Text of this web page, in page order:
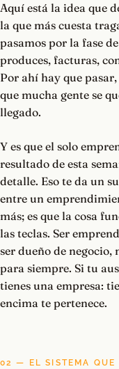
Aquí está la idea que
la que más cuesta
pasamos por la fase
produces, facturas,
Por ahí hay que
que mucha gente se
llegado.
Y es que el solo
resultado de esta
detalle. Eso te da un
entre un
más; es que la cosa
las teclas. Ser
ser dueño de
para siempre. Si tu
tienes una empresa:
encima te pertenece.
02 — EL SISTEMA QUE